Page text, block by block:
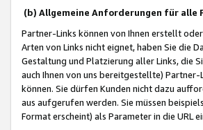
(b) Allgemeine Anforderungen für alle
Partner-Links können von Ihnen erstellt
Arten von Links nicht eignet, haben Sie die
Gestaltung und Platzierung aller Links, die
auch Ihnen von uns bereitgestellte)
können. Sie dürfen Kunden nicht dazu
aus aufgerufen werden. Sie müssen
Format erscheint) als Parameter in die URL